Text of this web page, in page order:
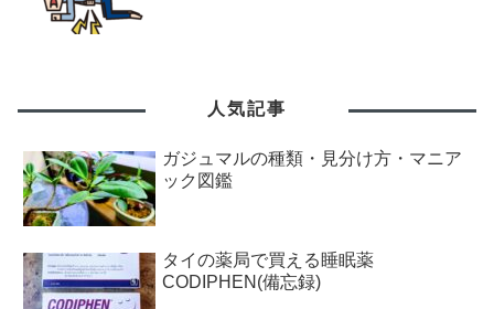
人気記事
ガジュマルの種類・見分け方・マニア
ック図鑑
タイの薬局で買える睡眠薬
CODIPHEN(備忘録)